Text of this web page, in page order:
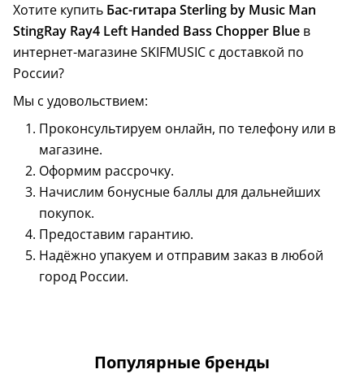
Хотите купить Бас-гитара Sterling by Music Man
StingRay Ray4 Left Handed Bass Chopper Blue в
интернет-магазине SKIFMUSIC с доставкой по
России?
Мы с удовольствием:
Проконсультируем онлайн, по телефону или в
магазине.
Оформим рассрочку.
Начислим бонусные баллы для дальнейших
покупок.
Предоставим гарантию.
Надёжно упакуем и отправим заказ в любой
город России.
Популярные бренды